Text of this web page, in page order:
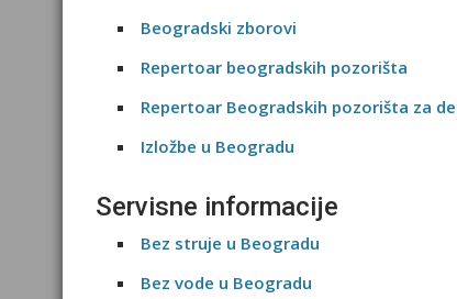
Beogradski zborovi
Repertoar beogradskih pozorišta
Repertoar Beogradskih pozorišta za
Izložbe u Beogradu
Servisne informacije
Bez struje u Beogradu
Bez vode u Beogradu